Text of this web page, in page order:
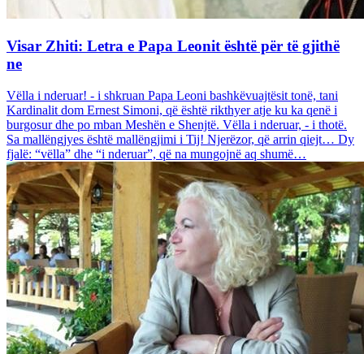
Visar Zhiti: Letra e Papa Leonit është për të gjithë
ne
Vëlla i nderuar! - i shkruan Papa Leoni bashkëvuajtësit tonë, tani
Kardinalit dom Ernest Simoni, që është rikthyer atje ku ka qenë i
burgosur dhe po mban Meshën e Shenjtë. Vëlla i nderuar, - i thotë.
Sa mallëngjyes është mallëngjimi i Tij! Njerëzor, që arrin qiejt… Dy
fjalë: “vëlla” dhe “i nderuar”, që na mungojnë aq shumë…